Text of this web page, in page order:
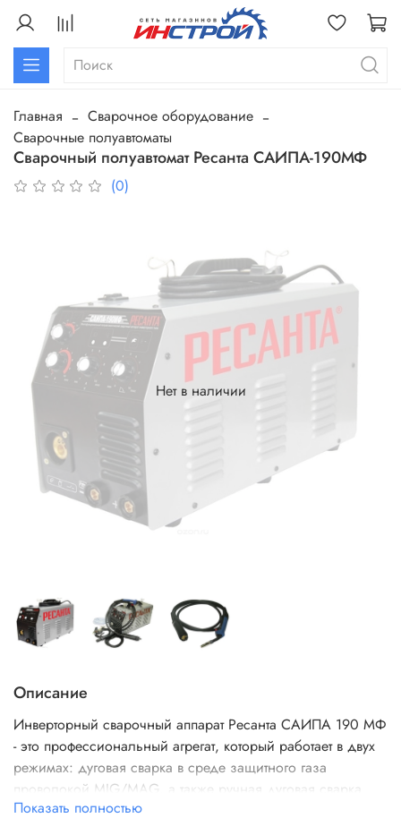
Главная
Сварочное оборудование
Сварочные полуавтоматы
Сварочный полуавтомат Ресанта САИПА-190МФ
(0)
Нет в наличии
Описание
Инверторный сварочный аппарат Ресанта САИПА 190 МФ
- это профессиональный агрегат, который работает в двух
режимах: дуговая сварка в среде защитного газа
проволокой MIG/MAG, а также ручная дуговая сварка
разовыми электродами с рутиловым покрытием (ММА).
Показать полностью